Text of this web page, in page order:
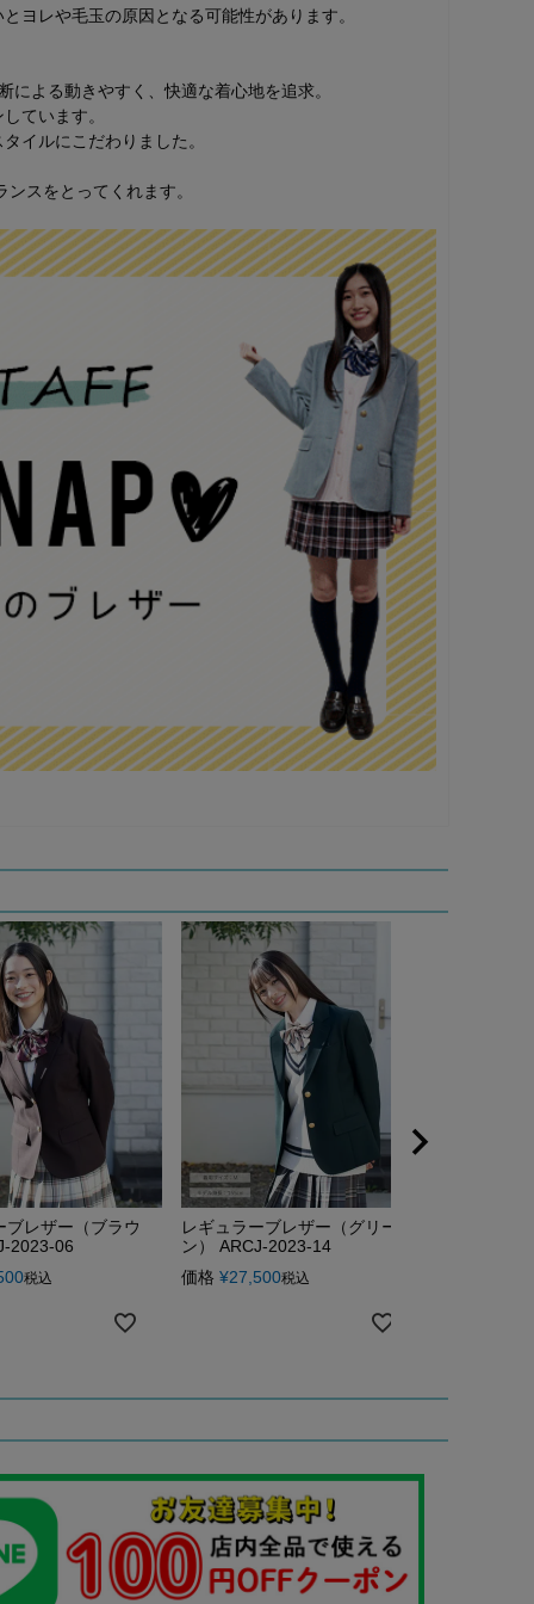
ヨレや毛玉の原因となる可能性があります。
よる動きやすく、快適な着心地を追求。
ています。
イルにこだわりました。
スをとってくれます。
ブレザー（ブラウ
2023-06
税込
レギュラーブレザー（グリー
ン） ARCJ-2023-14
価格 ¥27,500税込